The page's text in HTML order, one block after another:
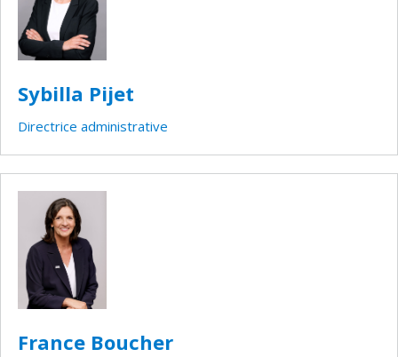
Sybilla Pijet
Directrice administrative
France Boucher